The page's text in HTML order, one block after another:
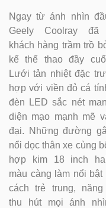
Ngay từ ánh nhìn
Geely Coolray đã
khách hàng trầm trồ
kế thể thao đầy
Lưới tản nhiệt đặc
hợp với viền đỏ cá
đèn LED sắc nét
diện mạo mạnh mẽ
đại. Những đường
nổi dọc thân xe cùng
hợp kim 18 inch
màu càng làm nổi bật
cách trẻ trung, năng
thu hút mọi ánh